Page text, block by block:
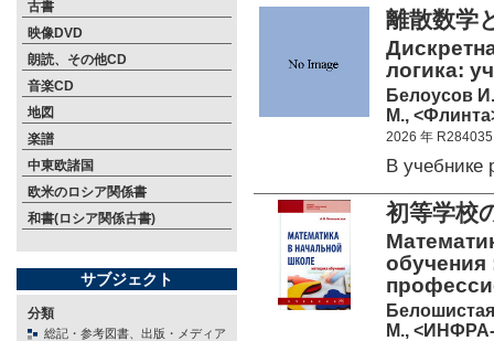
古書
映像DVD
朗読、その他CD
音楽CD
地図
楽譜
中東欧諸国
欧米のロシア関係書
和書(ロシア関係古書)
サブジェクト
分類
総記・参考図書、出版・メディア
離散数学
логика:
Белоусов
М.,
2026 年 R284035
В учебнике
初等学校
обучения
М., <ИНФРА-